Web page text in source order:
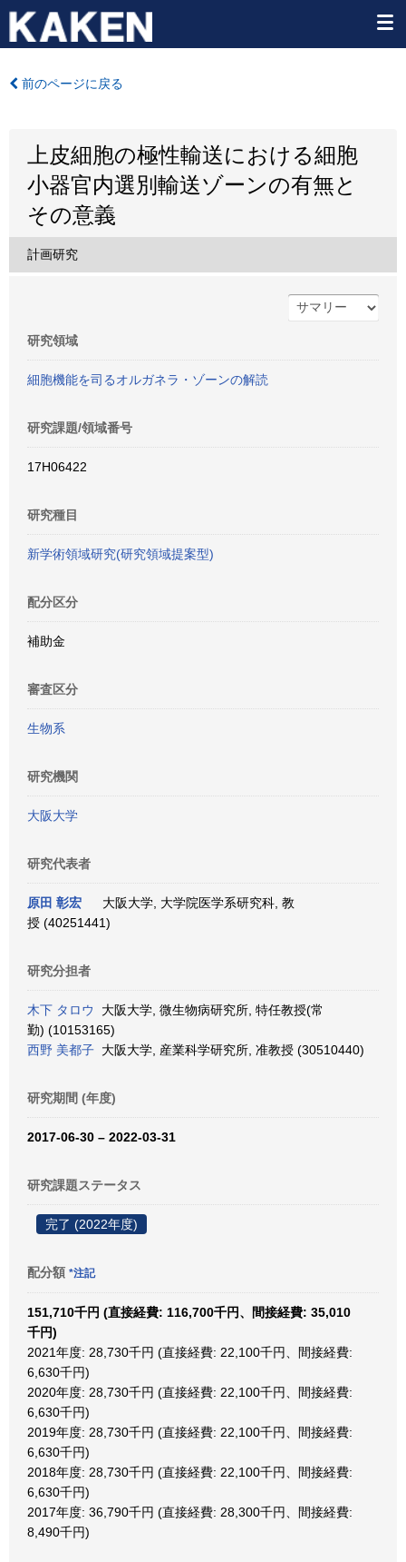
前のページに戻る
上皮細胞の極性輸送における細胞
小器官内選別輸送ゾーンの有無と
その意義
計画研究
研究領域
細胞機能を司るオルガネラ・ゾーンの解読
研究課題/領域番号
17H06422
研究種目
新学術領域研究(研究領域提案型)
配分区分
補助金
審査区分
生物系
研究機関
大阪大学
研究代表者
原田 彰宏
大阪大学, 大学院医学系研究科, 教
授 (40251441)
研究分担者
木下 タロウ
大阪大学, 微生物病研究所, 特任教授(常
勤) (10153165)
西野 美都子 大阪大学, 産業科学研究所, 准教授 (30510440)
研究期間 (年度)
2017-06-30 – 2022-03-31
研究課題ステータス
完了 (2022年度)
配分額 *注記
151,710千円 (直接経費: 116,700千円、間接経費: 35,010
千円)
2021年度: 28,730千円 (直接経費: 22,100千円、間接経費:
6,630千円)
2020年度: 28,730千円 (直接経費: 22,100千円、間接経費:
6,630千円)
2019年度: 28,730千円 (直接経費: 22,100千円、間接経費:
6,630千円)
2018年度: 28,730千円 (直接経費: 22,100千円、間接経費:
6,630千円)
2017年度: 36,790千円 (直接経費: 28,300千円、間接経費:
8,490千円)